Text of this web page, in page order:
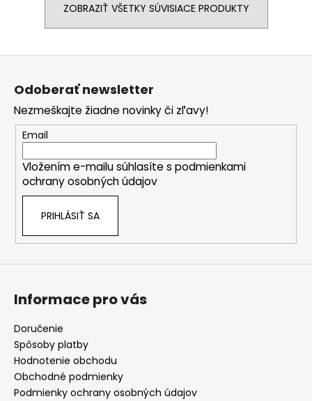
ZOBRAZIŤ VŠETKY SÚVISIACE PRODUKTY
Z
Odoberať newsletter
Nezmeškajte žiadne novinky či zľavy!
Email
Vložením e-mailu súhlasíte s podmienkami
ochrany osobných údajov
PRIHLÁSIŤ SA
Informace pro vás
Doručenie
Spôsoby platby
Hodnotenie obchodu
Obchodné podmienky
Podmienky ochrany osobných údajov